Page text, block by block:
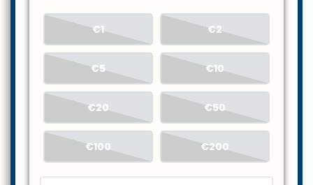
€1 €2
€5 €10
€20 €50
€100 €200